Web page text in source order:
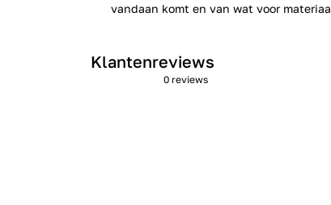
vandaan komt en van wat voor
Klantenreviews
0 reviews